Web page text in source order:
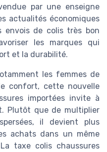
par une enseigne
actualités économiques
de colis très bon
les marques qui
et la durabilité.
les femmes de
confort, cette nouvelle
importées invite à
Plutôt que de multiplier
il devient plus
achats dans un même
taxe colis chaussures